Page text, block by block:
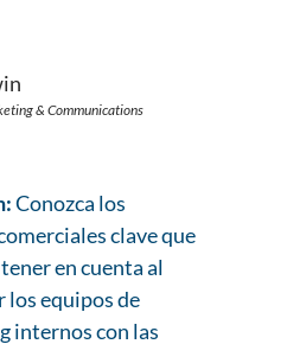
& Communications
Conozca los
clave que
en cuenta al
los equipos de
internos con las